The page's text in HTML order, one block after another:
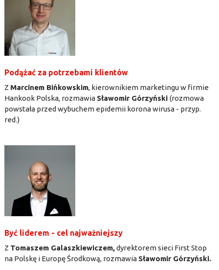
Podążać za potrzebami klientów
Z Marcinem Bińkowskim, kierownikiem marketingu w firmie
Hankook Polska, rozmawia Sławomir Górzyński (rozmowa
powstała przed wybuchem epidemii korona wirusa - przyp.
red.)
Być liderem - cel najważniejszy
Z Tomaszem Galaszkiewiczem,dyrektorem sieci First Stop
na Polskę i Europę Środkową, rozmawia Sławomir Górzyński.